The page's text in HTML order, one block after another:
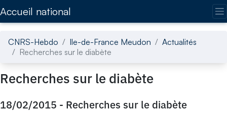
Accueil national
CNRS-Hebdo Ile-de-France Meudon
Actualités
Recherches sur le diabète
Recherches sur le diabète
18/02/2015 - Recherches sur le diabète